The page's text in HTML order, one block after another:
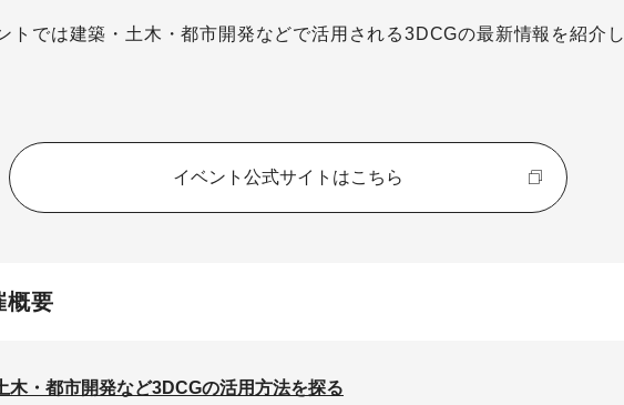
トでは建築・土木・都市開発などで活用される3DCGの最新情報を紹介し
イベント公式サイトはこちら
概要
木・都市開発など3DCGの活用方法を探る